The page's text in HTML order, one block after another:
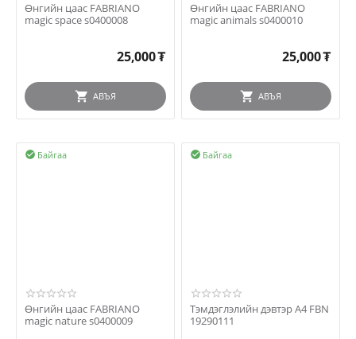
Өнгийн цаас FABRIANO
magic space s0400008
25,000₮
АВЪЯ
Өнгийн цаас FABRIANO
magic animals s0400010
25,000₮
АВЪЯ
Байгаа

Өнгийн цаас FABRIANO
magic nature s0400009
Байгаа

Тэмдэглэлийн дэвтэр A4 FBN
19290111